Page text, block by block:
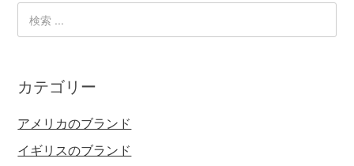
カテゴリー
アメリカのブランド
イギリスのブランド